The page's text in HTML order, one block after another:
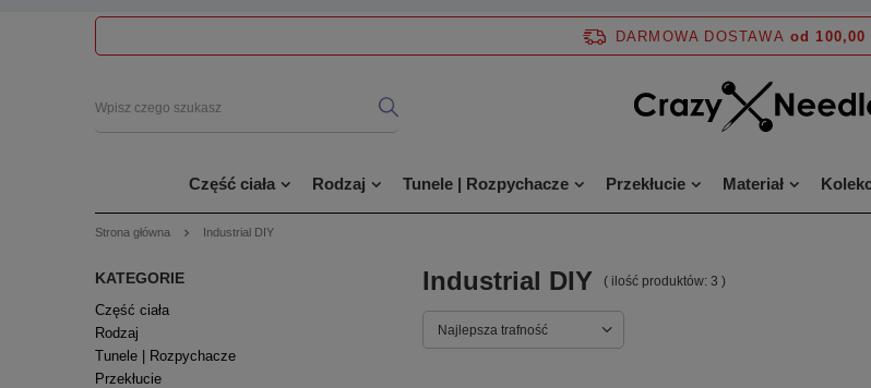
DARMOWA DOSTAWA od 100,00
Część ciała Rodzaj Tunele | Rozpychacze Przekłucie Materiał
Strona główna Industrial DIY
KATEGORIE
Część ciała
Rodzaj
Tunele | Rozpychacze
Przekłucie
Industrial DIY ( ilość produktów: 3 )
Najlepsza trafność